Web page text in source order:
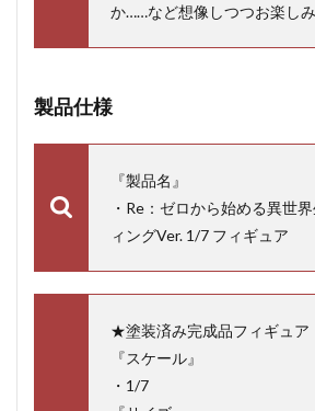
か……など想像しつつお楽しみ
製品仕様
『製品名』
・Re：ゼロから始める異世
ィングVer. 1/7 フィギュア
★塗装済み完成品フィギュア
『スケール』
・1/7